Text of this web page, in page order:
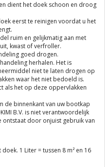
dient het doek schoon en droog
eerst te reinigen voordat u het
ruim en gelijkmatig aan met
kwast of verfroller.
goed drogen.
herhalen. Het is
niet te laten drogen op
waar het niet bedoeld is.
als het op deze oppervlakken
de binnenkant van uw bootkap
B.V. is niet verantwoordelijk
ontstaat door onjuist gebruik van
1 Liter = tussen 8 m² en 16